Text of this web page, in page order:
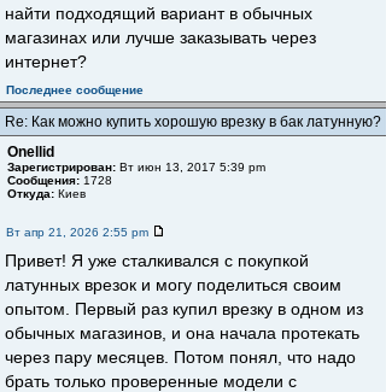
найти подходящий вариант в обычных
магазинах или лучше заказывать через
интернет?
Последнее сообщение
Re: Как можно купить хорошую врезку в бак латунную?
Onellid
Зарегистрирован: Вт июн 13, 2017 5:39 pm
Сообщения: 1728
Откуда: Киев
Вт апр 21, 2026 2:55 pm
Привет! Я уже сталкивался с покупкой
латунных врезок и могу поделиться своим
опытом. Первый раз купил врезку в одном из
обычных магазинов, и она начала протекать
через пару месяцев. Потом понял, что надо
брать только проверенные модели с